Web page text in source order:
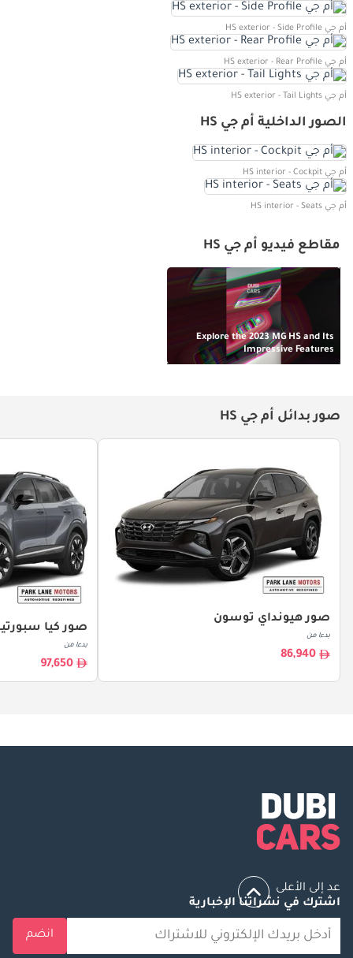
أم جي HS exterior - Side Profile
أم جي HS exterior - Rear Profile
أم جي HS exterior - Tail Lights
الصور الداخلية أم جي HS
أم جي HS interior - Cockpit
أم جي HS interior - Seats
مقاطع فيديو أم جي HS
Explore the 2023 MG HS and Its
Impressive Features
صور بدائل أم جي HS
صور هيونداي توسون
بدءا من
86,940
صور كيا
بدءا من
97,650
عد إلى الأعلى
اشترك في نشراتنا الإخبارية
انضم